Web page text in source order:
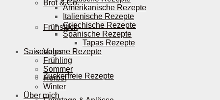
Brot & Co.
Frühstück
Vegane Rezepte
Zuckerfreie Rezepte
Amerikanische Rezepte
Italienische Rezepte
Griechische Rezepte
Spanische Rezepte
Tapas Rezepte
Saisonales
Frühling
Sommer
Herbst
Winter
Über mich